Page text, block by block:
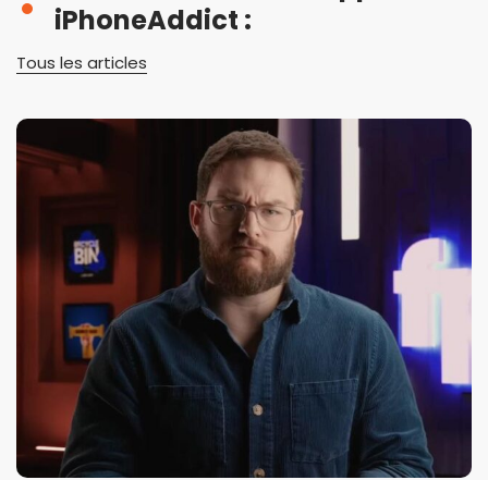
iPhoneAddict :
Tous les articles